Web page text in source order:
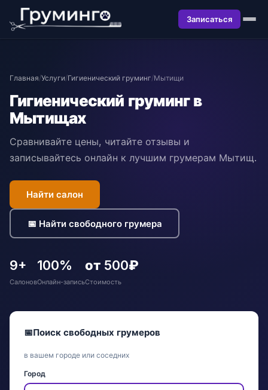
Записаться
Главная/Услуги/Гигиенический груминг/Мытищи
Гигиенический груминг в
Мытищах
Сравнивайте цены, читайте отзывы и
записывайтесь онлайн к лучшим грумерам Мытищ.
Найти салон
📅 Найти свободного грумера
9+
Салонов
100%
Онлайн-запись
от 500₽
Стоимость
📅Поиск свободных грумеров
в вашем городе или соседних
Город